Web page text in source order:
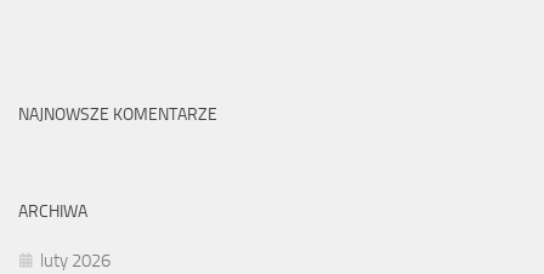
NAJNOWSZE KOMENTARZE
ARCHIWA
luty 2026